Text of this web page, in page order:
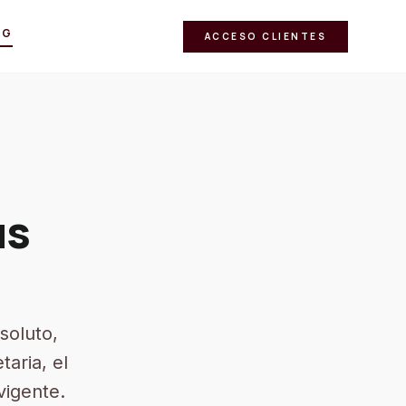
ACCESO CLIENTES
el